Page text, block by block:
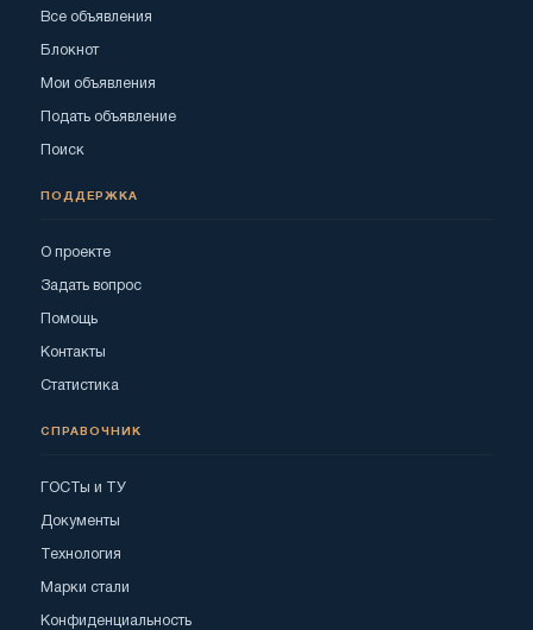
Все объявления
Блокнот
Мои объявления
Подать объявление
Поиск
ПОДДЕРЖКА
О проекте
Задать вопрос
Помощь
Контакты
Статистика
СПРАВОЧНИК
ГОСТы и ТУ
Документы
Технология
Марки стали
Конфиденциальность